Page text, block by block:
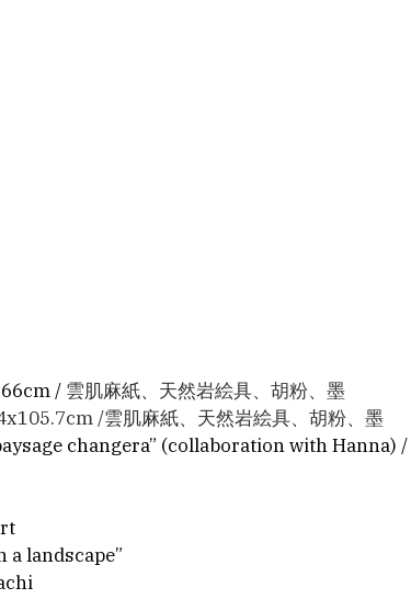
/ 雲肌麻紙、天然岩絵具、胡粉、墨
/雲肌麻紙、天然岩絵具、胡粉、墨
changera” (collaboration with Hanna) /
a landscape”